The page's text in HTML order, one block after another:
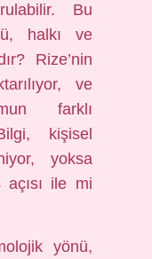
Bu
halkı ve
Rize’nin
ve
farklı
kişisel
yoksa
açısı ile mi
yönü,